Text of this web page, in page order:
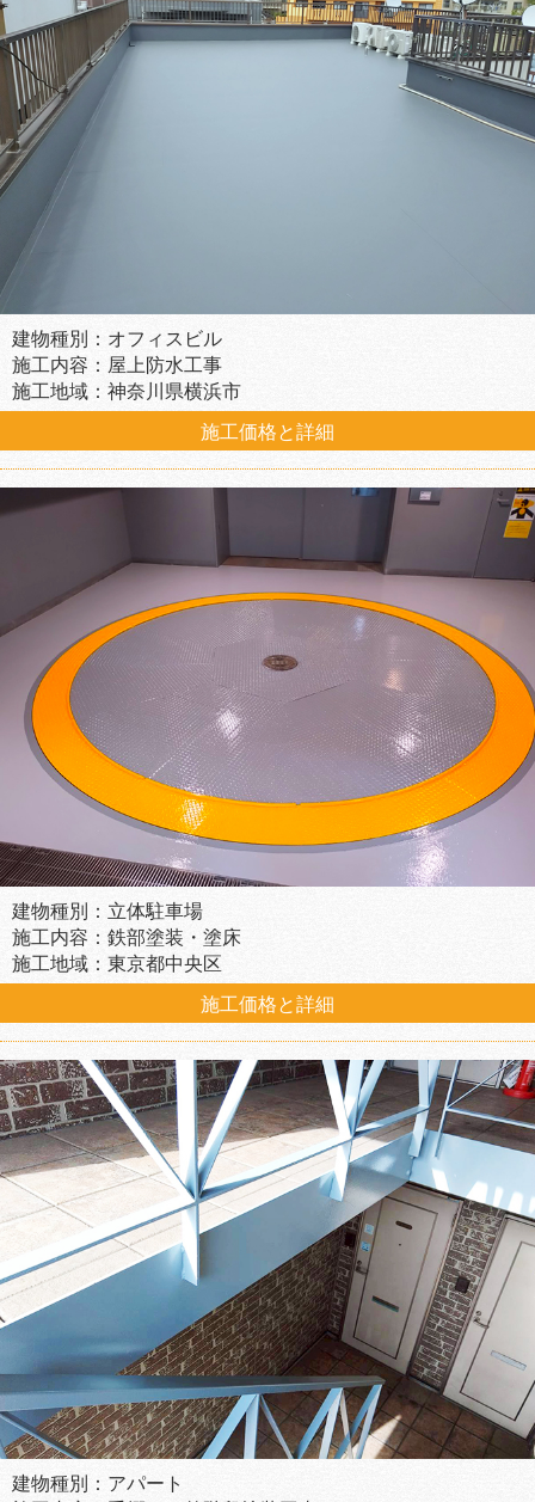
建物種別：オフィスビル
施工内容：屋上防水工事
施工地域：神奈川県横浜市
施工価格と詳細
建物種別：立体駐車場
施工内容：鉄部塗装・塗床
施工地域：東京都中央区
施工価格と詳細
建物種別：アパート